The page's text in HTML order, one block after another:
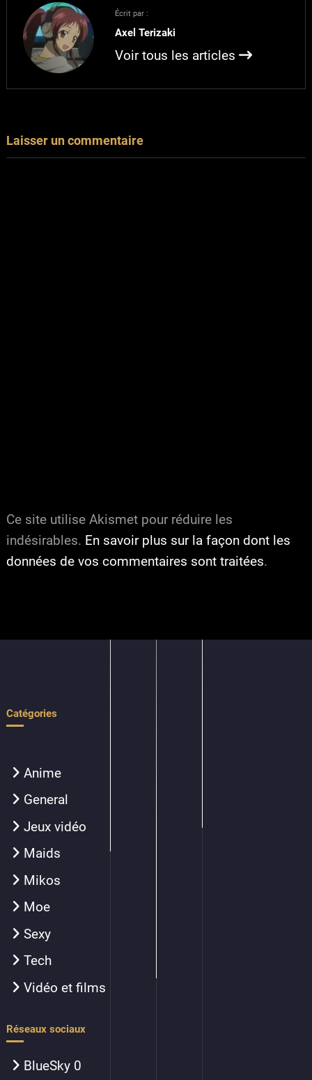
mais j'ai pas trouvé
mieux (et…
Écrit par :
Axel Terizaki
Voir tous les articles
Laisser un commentaire
Ce site utilise Akismet pour réduire les
indésirables. En savoir plus sur la façon dont les
données de vos commentaires sont traitées.
Catégories
Anime
General
Jeux vidéo
Maids
Mikos
Moe
Sexy
Tech
Vidéo et films
Réseaux sociaux
BlueSky 0